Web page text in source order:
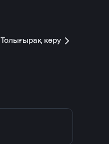
Толығырақ көру